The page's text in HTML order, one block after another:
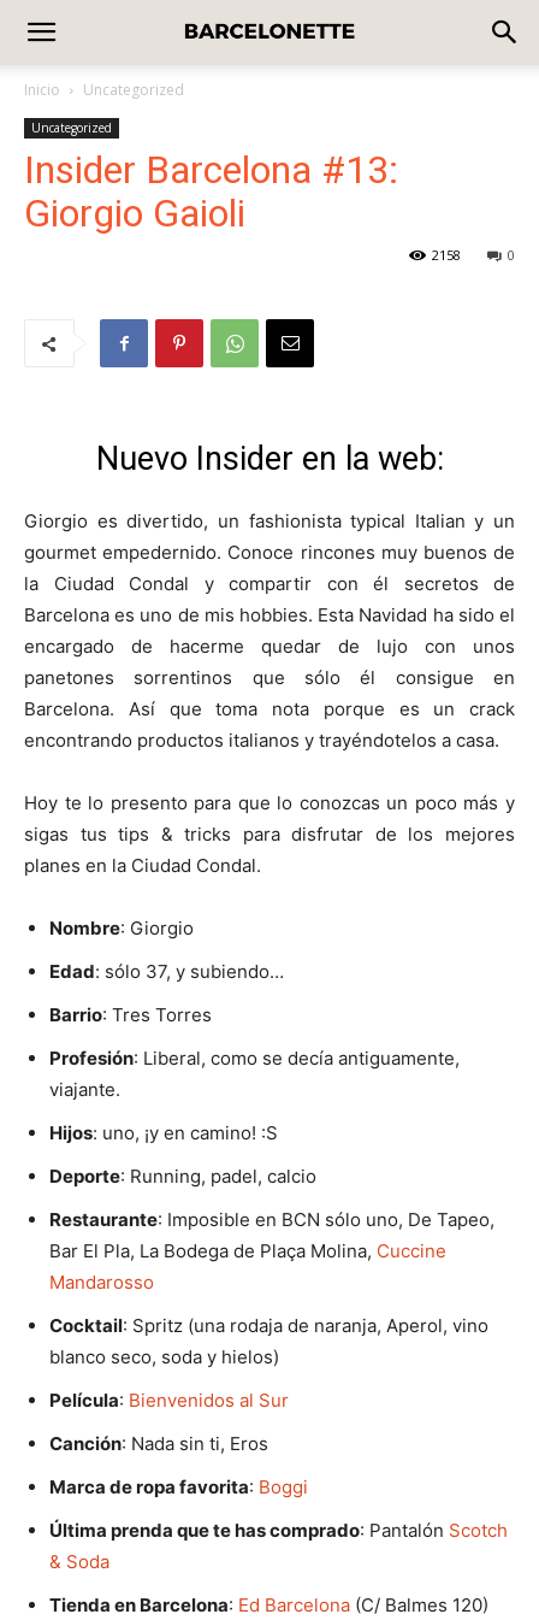
Inicio Uncategorized
Uncategorized
Insider Barcelona #13:
Giorgio Gaioli
0
2158
Nuevo Insider en la web:
Giorgio es divertido, un fashionista typical Italian y un
gourmet empedernido. Conoce rincones muy buenos de
la Ciudad Condal y compartir con él secretos de
Barcelona es uno de mis hobbies. Esta Navidad ha sido el
encargado de hacerme quedar de lujo con unos
panetones sorrentinos que sólo él consigue en
Barcelona. Así que toma nota porque es un crack
encontrando productos italianos y trayéndotelos a casa.
Hoy te lo presento para que lo conozcas un poco más y
sigas tus tips & tricks para disfrutar de los mejores
planes en la Ciudad Condal.
Nombre: Giorgio
Edad: sólo 37, y subiendo…
Barrio: Tres Torres
Profesión: Liberal, como se decía antiguamente,
viajante.
Hijos: uno, ¡y en camino! :S
Deporte: Running, padel, calcio
Restaurante: Imposible en BCN sólo uno, De Tapeo,
Bar El Pla, La Bodega de Plaça Molina, Cuccine
Mandarosso
Cocktail: Spritz (una rodaja de naranja, Aperol, vino
blanco seco, soda y hielos)
Película: Bienvenidos al Sur
Canción: Nada sin ti, Eros
Marca de ropa favorita: Boggi
Última prenda que te has comprado: Pantalón Scotch
& Soda
Tienda en Barcelona: Ed Barcelona (C/ Balmes 120)